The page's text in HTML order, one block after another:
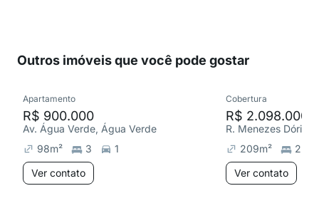
Outros imóveis que você pode gostar
Apartamento
R$ 900.000
Av. Água Verde, Água Verde
98m² 3
1
Ver contato
Cobertura
R$ 2.098.000
R. Menezes Dória,
209m²
2
Ver contato